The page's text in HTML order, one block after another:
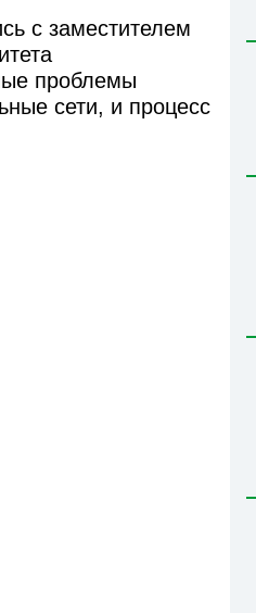
с заместителем
проблемы
сети, и процесс